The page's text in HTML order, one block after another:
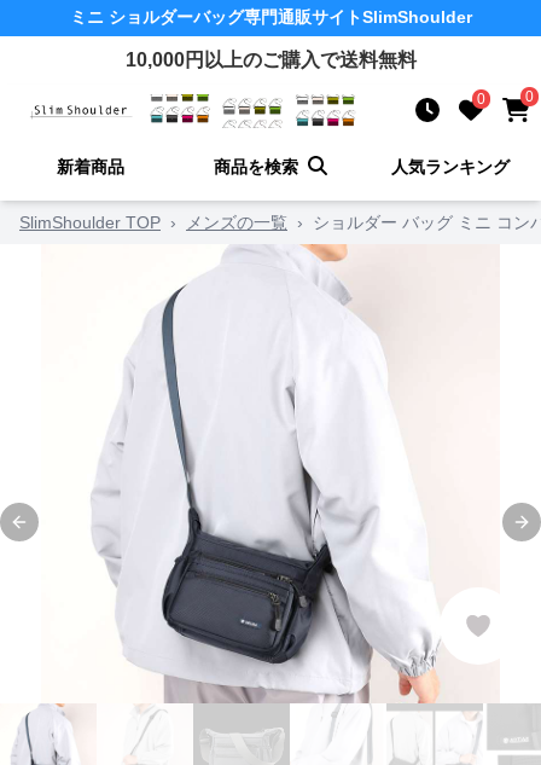
ミニ ショルダーバッグ専門通販サイトSlimShoulder
10,000円以上のご購入で送料無料
0 0
新着商品 商品を検索 人気ランキング
SlimShoulder TOP › メンズの一覧 › ショルダー バッグ ミニ コン
Previous slide